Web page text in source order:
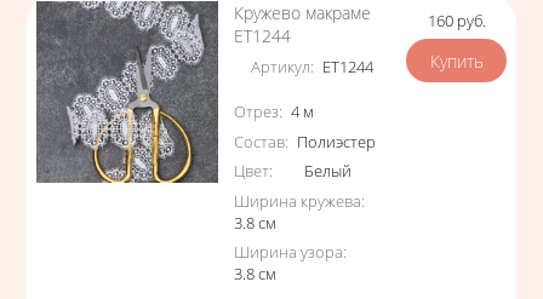
Кружево макраме
ЕТ1244
Артикул: ЕТ1244
Характеристики
Отрез: 4 м
Состав: Полиэстер
Цвет:
Белый
Ширина кружева:
3.8см
Ширина узора:
3.8см
Цена
160 руб.